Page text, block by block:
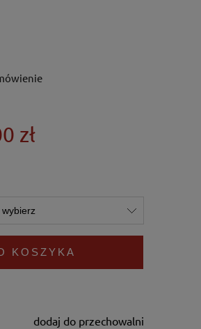
zł
KOSZYKA
dodaj do przechowalni